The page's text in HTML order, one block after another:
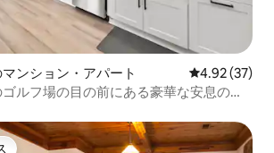
ンション・アパート レビュー37
4.92 (37)
ルフ場の目の前にある豪華な安息の地